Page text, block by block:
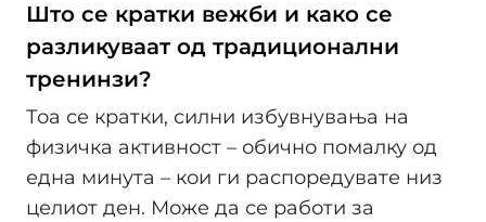
Што се кратки вежби и како се
разликуваат од традиционални
тренинзи?
Тоа се кратки, силни избувнувања на
физичка активност – обично помалку од
една минута – кои ги распоредувате низ
целиот ден. Може да се работи за